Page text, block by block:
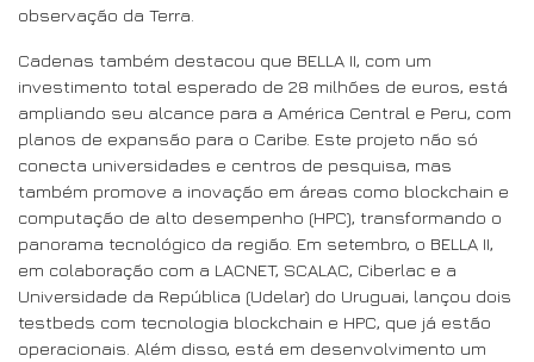
observação da Terra.
Cadenas também destacou que BELLA II, com um
investimento total esperado de 28 milhões de euros, está
ampliando seu alcance para a América Central e Peru, com
planos de expansão para o Caribe. Este projeto não só
conecta universidades e centros de pesquisa, mas
também promove a inovação em áreas como blockchain e
computação de alto desempenho (HPC), transformando o
panorama tecnológico da região. Em setembro, o BELLA II,
em colaboração com a LACNET, SCALAC, Ciberlac e a
Universidade da República (Udelar) do Uruguai, lançou dois
testbeds com tecnologia blockchain e HPC, que já estão
operacionais. Além disso, está em desenvolvimento um